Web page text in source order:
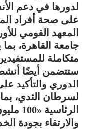
لدورها في دعم
على صحة أفراد
المعهد القومي
جامعة القاهرة،
متكاملة
ستتضمن أيضًا
الدوري والتأكيد
لسرطان الثدي،
والارتقاء بجودة